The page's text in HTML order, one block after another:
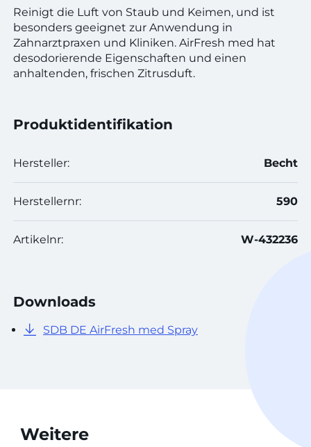
Reinigt die Luft von Staub und Keimen, und ist
besonders geeignet zur Anwendung in
Zahnarztpraxen und Kliniken. AirFresh med hat
desodorierende Eigenschaften und einen
anhaltenden, frischen Zitrusduft.
Produktidentifikation
Hersteller: Becht
Herstellernr: 590
Artikelnr: W-432236
Downloads
SDB DE AirFresh med Spray
Weitere